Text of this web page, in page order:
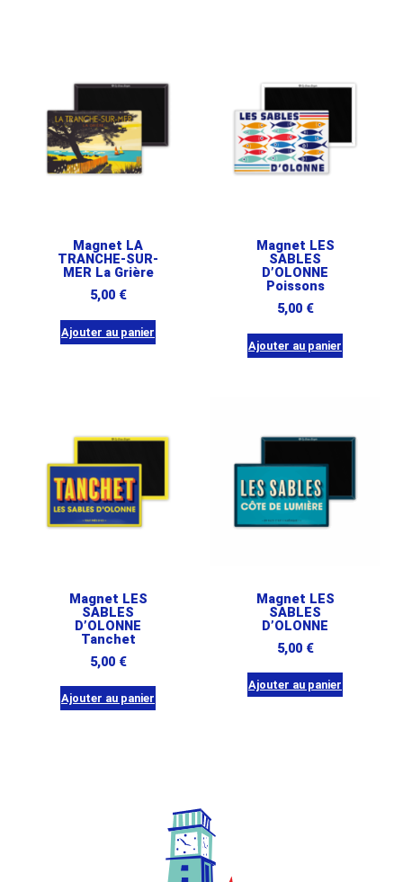
Magnet LA
TRANCHE-SUR-
MER La Grière
5,00 €
Ajouter au panier
Magnet LES
SABLES
D’OLONNE
Poissons
5,00 €
Ajouter au panier
Magnet LES
SABLES
D’OLONNE
Tanchet
5,00 €
Ajouter au panier
Magnet LES
SABLES
D’OLONNE
5,00 €
Ajouter au panier